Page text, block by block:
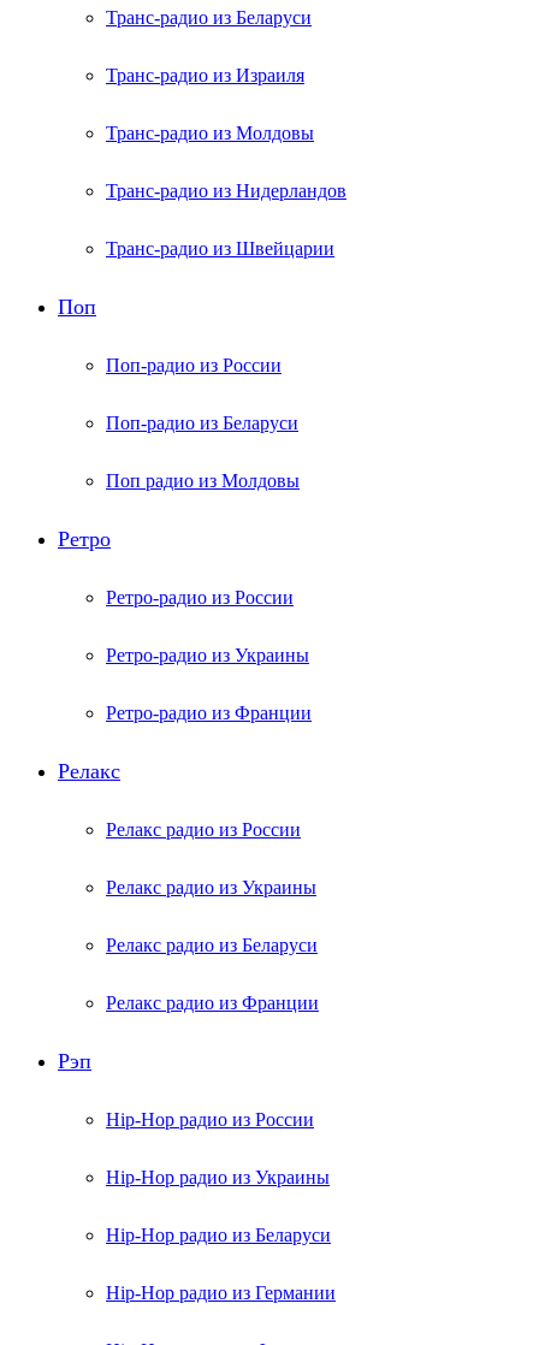
Транс-радио из Беларуси
Транс-радио из Израиля
Транс-радио из Молдовы
Транс-радио из Нидерландов
Транс-радио из Швейцарии
Поп
Поп-радио из России
Поп-радио из Беларуси
Поп радио из Молдовы
Ретро
Ретро-радио из России
Ретро-радио из Украины
Ретро-радио из Франции
Релакс
Релакс радио из России
Релакс радио из Украины
Релакс радио из Беларуси
Релакс радио из Франции
Рэп
Hip-Hop радио из России
Hip-Hop радио из Украины
Hip-Hop радио из Беларуси
Hip-Hop радио из Германии